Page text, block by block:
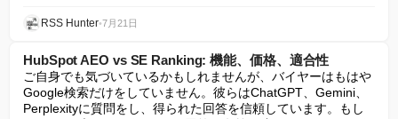
RSS Hunter•7月21日
HubSpot AEO vs SE Ranking: 機能、価格、適合性
ご自身でも気づいているかもしれませんが、バイヤーはもはや
Google検索だけをしていません。彼らはChatGPT、Gemini、
Perplexityに質問をし、得られた回答を信頼しています。もし